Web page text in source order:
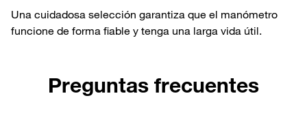
Una cuidadosa selección garantiza que el manómetro
funcione de forma fiable y tenga una larga vida útil.
Preguntas frecuentes